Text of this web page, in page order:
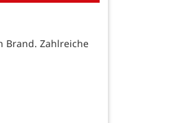
Brand. Zahlreiche